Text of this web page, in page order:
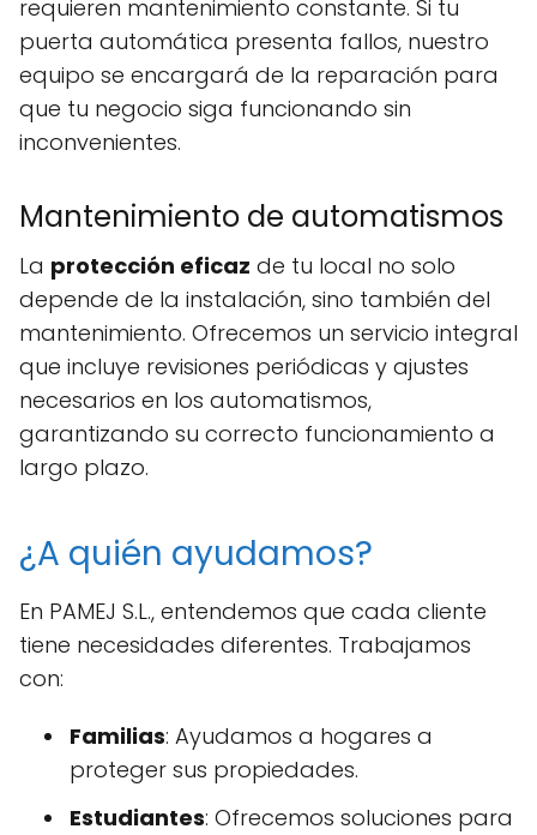
requieren mantenimiento constante. Si tu
puerta automática presenta fallos, nuestro
equipo se encargará de la reparación para
que tu negocio siga funcionando sin
inconvenientes.
Mantenimiento de automatismos
La protección eficaz de tu local no solo
depende de la instalación, sino también del
mantenimiento. Ofrecemos un servicio integral
que incluye revisiones periódicas y ajustes
necesarios en los automatismos,
garantizando su correcto funcionamiento a
largo plazo.
¿A quién ayudamos?
En PAMEJ S.L., entendemos que cada cliente
tiene necesidades diferentes. Trabajamos
con:
Familias: Ayudamos a hogares a
proteger sus propiedades.
Estudiantes: Ofrecemos soluciones para